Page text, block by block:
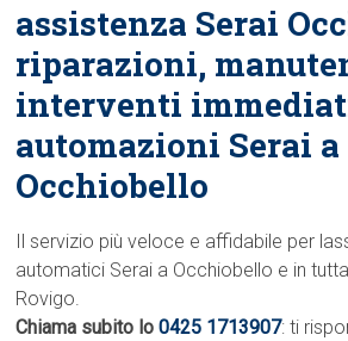
assistenza Serai
riparazioni,
interventi
automazioni Serai a
Occhiobello
Il servizio più veloce e affidabile per
automatici Serai a Occhiobello e in
Rovigo.
Chiama subito lo0425 1713907: ti